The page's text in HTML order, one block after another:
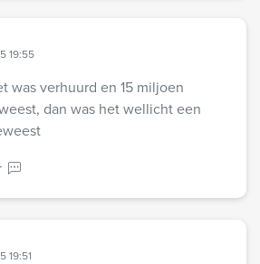
19:55
was verhuurd en 15 miljoen
dan was het wellicht een
19:51